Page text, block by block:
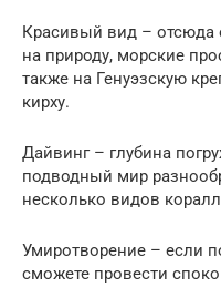
Красивый вид – отсюда
на природу, морские
также на Генуэзскую
кирху.
Дайвинг – глубина
подводный мир
несколько видов
Умиротворение – если
сможете провести